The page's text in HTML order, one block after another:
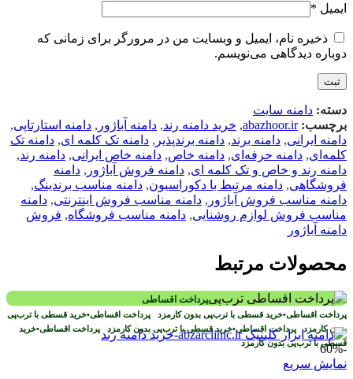
ایمیل *
ذخیره نام، ایمیل و وبسایت من در مرورگر برای زمانی که
دوباره دیدگاهی می‌نویسم.
دسته: دامنه سایت
برچسب: abazhoor.ir
, خرید دامنه رند, دامنه آباژور , دامنه استارتاپی,
دامنه ایرانی, دامنه برند, دامنه برندپذیر , دامنه تک کلمه ای, دامنه تک
کلمه‌ای, دامنه حرفه‌ای, دامنه خاص, دامنه خاص ایرانی, دامنه رند,
دامنه رند و خاص و تک کلمه ای, دامنه فروش آباژور , دامنه
فروشگاهی, دامنه مرتبط با دکوراسیون, دامنه مناسب برندینگ,
دامنه مناسب فروش آباژور , دامنه مناسب فروش اینترنتی, دامنه
مناسب فروش لوازم روشنایی, دامنه مناسب فروشگاه, فروش
دامنه آباژور
محصولات مرتبط
پرداخت اقساطی
پرداخت اقساطی•خرید قسطی با ترب‌پی بدون کارمزد پرداخت اقساطی•خرید قسطی با ترب‌پی
بدون کارمزد پرداخت اقساطی•خرید قسطی با ترب‌پی بدون کارمزد پرداخت اقساطی•خرید
قسطی با ترب‌پی بدون کارمزد
-60%
نمایش سریع